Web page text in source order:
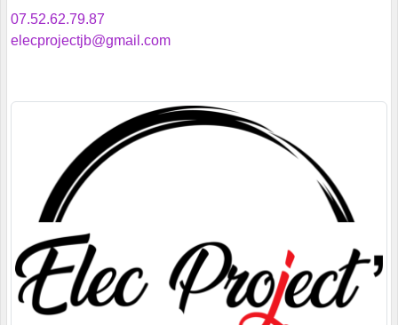
07.52.62.79.87
elecprojectjb@gmail.com